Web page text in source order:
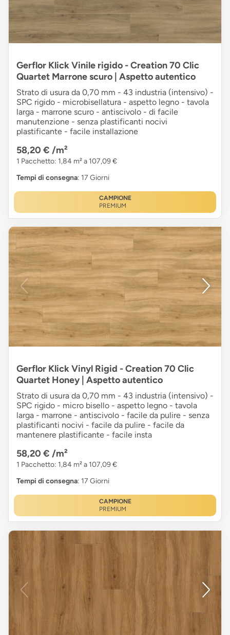
Gerflor Klick Vinile rigido - Creation 70 Clic
Quartet Marrone scuro | Aspetto autentico
Strato di usura da 0,70 mm - 43 industria (intensivo) -
SPC rigido - microbisellatura - aspetto legno - tavola
larga - marrone scuro - antiscivolo - di facile
manutenzione - senza plastificanti nocivi
plastificante - facile installazione
58,20 € /m²
1 Pacchetto: 1,84 m² a 107,09 €
Tempi di consegna: 17 Giorni
CAMPIONE
PREMIUM
Gerflor Klick Vinyl Rigid - Creation 70 Clic
Quartet Honey | Aspetto autentico
Strato di usura da 0,70 mm - 43 industria (intensivo) -
SPC rigido - micro bisello - aspetto legno - tavola
larga - marrone - antiscivolo - facile da pulire - senza
plastificanti nocivi - facile da pulire - facile da
mantenere plastificante - facile insta
58,20 € /m²
1 Pacchetto: 1,84 m² a 107,09 €
Tempi di consegna: 17 Giorni
CAMPIONE
PREMIUM